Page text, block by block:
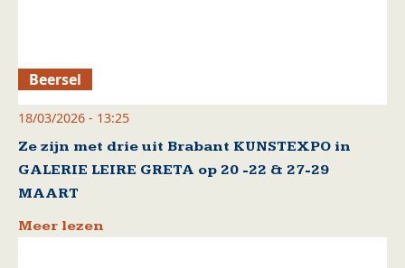
Beersel
18/03/2026 - 13:25
Ze zijn met drie uit Brabant KUNSTEXPO in
GALERIE LEIRE GRETA op 20 -22 & 27-29
MAART
Meer lezen